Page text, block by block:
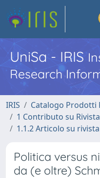
UniSa - IRIS
Research
IRIS
Catalogo Prodotti
1 Contributo su Rivista
1.1.2 Articolo su
Politica versus
da (e oltre)